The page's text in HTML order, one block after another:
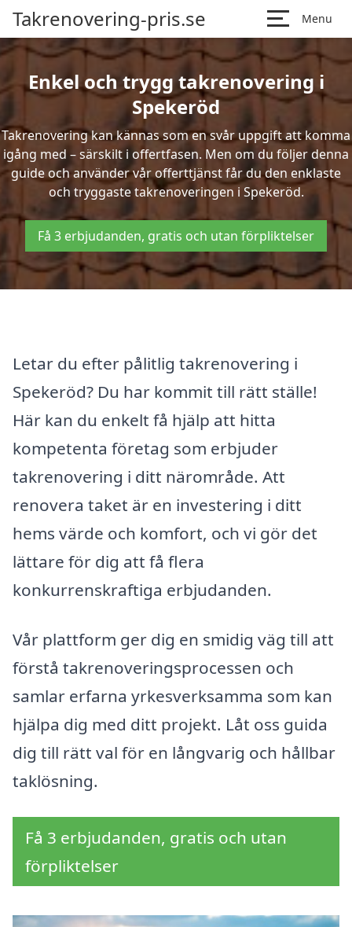
Takrenovering-pris.se Menu
Enkel och trygg takrenovering i
Spekeröd
Takrenovering kan kännas som en svår uppgift att komma
igång med – särskilt i offertfasen. Men om du följer denna
guide och använder vår offerttjänst får du den enklaste
och tryggaste takrenoveringen i Spekeröd.
Få 3 erbjudanden, gratis och utan förpliktelser
Letar du efter pålitlig takrenovering i
Spekeröd? Du har kommit till rätt ställe!
Här kan du enkelt få hjälp att hitta
kompetenta företag som erbjuder
takrenovering i ditt närområde. Att
renovera taket är en investering i ditt
hems värde och komfort, och vi gör det
lättare för dig att få flera
konkurrenskraftiga erbjudanden.
Vår plattform ger dig en smidig väg till att
förstå takrenoveringsprocessen och
samlar erfarna yrkesverksamma som kan
hjälpa dig med ditt projekt. Låt oss guida
dig till rätt val för en långvarig och hållbar
taklösning.
Få 3 erbjudanden, gratis och utan
förpliktelser